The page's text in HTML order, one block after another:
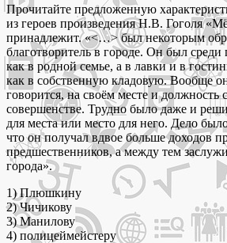
Прочитайте предложенную
из героев произведения Н.В. Гоголя
принадлежит. «<…> был некоторым
благотворитель в городе. Он был
как в родной семье, а в лавки и в
как в собственную кладовую. Вообще
говорится, на своём месте и должность
совершенстве. Трудно было даже и
для места или место для него. Дело
что он получал вдвое больше доходов
предшественников, а между тем
города».
1) Плюшкину
2) Чичикову
3) Манилову
4) полицеймейстеру